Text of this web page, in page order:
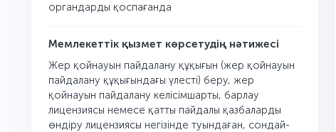
органдарды қоспағанда
Мемлекеттік қызмет көрсетудің нәтижесі
Жер қойнауын пайдалану құқығын (жер қойнауын
пайдалану құқығындағы үлесті) беру, жер
қойнауын пайдалану келісімшарты, барлау
лицензиясы немесе қатты пайдалы қазбаларды
өндіру лицензиясы негізінде туындаған, сондай-